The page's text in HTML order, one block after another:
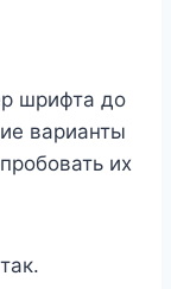
шрифта до
варианты
их